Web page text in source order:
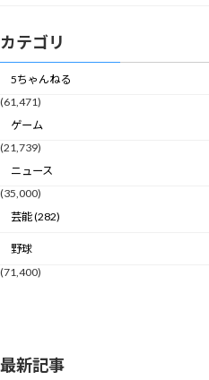
カテゴリ
5ちゃんねる
(61,471)
ゲーム
(21,739)
ニュース
(35,000)
芸能 (282)
野球
(71,400)
最新記事